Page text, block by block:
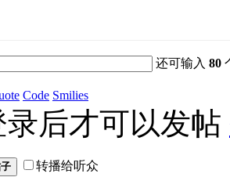
还可输入80
Code Smilies
后才可以发帖
转播给听众